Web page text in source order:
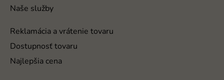
Naše služby
Reklamácia a vrátenie tovaru
Dostupnosť tovaru
Najlepšia cena